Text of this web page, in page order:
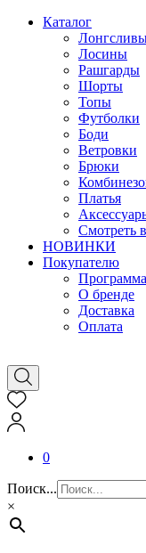
Каталог
Лосины
Рашгарды
Шорты
Топы
Футболки
Боди
Ветровки
Брюки
Платья
Смотреть
НОВИНКИ
Покупателю
О бренде
Доставка
Оплата
0
Поиск...
×